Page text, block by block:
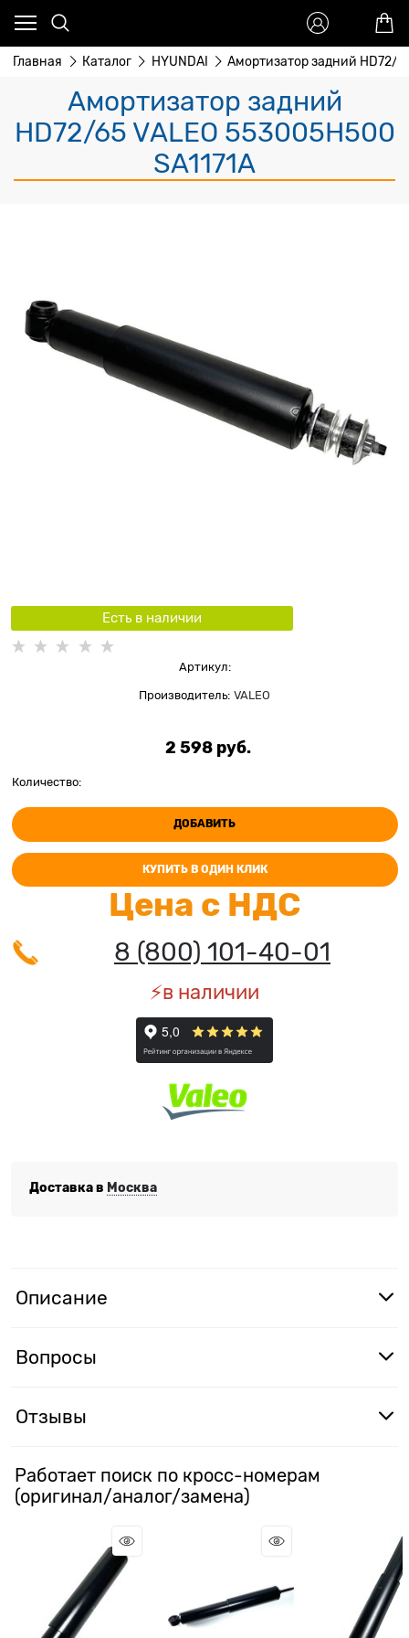
Главная Каталог HYUNDAI Амортизатор задний HD72/
Амортизатор задний
HD72/65 VALEO 553005H500
SA1171A
Есть в наличии
Артикул:
Производитель: VALEO
2 598 руб.
Количество:
ДОБАВИТЬ
КУПИТЬ В ОДИН КЛИК
Цена с НДС
8 (800) 101-40-01
⚡️в наличии
Доставка в Москва
Описание
Вопросы
Отзывы
Работает поиск по кросс-номерам
(оригинал/аналог/замена)